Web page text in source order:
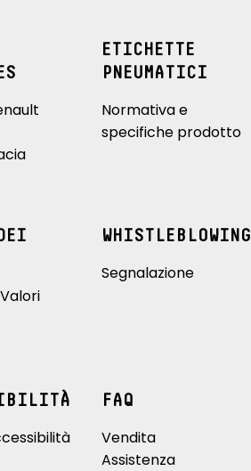
ETICHETTE
PNEUMATICI
Normativa e
specifiche prodotto
WHISTLEBLOWING
Segnalazione
FAQ
Vendita
Assistenza